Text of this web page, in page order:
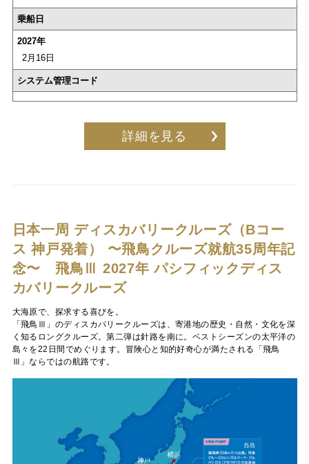
乗船日
2027年
2月16日
システム管理コード
詳細を見る
日本一周 ディスカバリークルーズ（Bコー
ス 神戸発着） 〜飛鳥クルーズ就航35周年記
念〜 飛鳥Ⅲ 2027年 パシフィックディス
カバリークルーズ
大海原で、探求する喜びを。
「飛鳥Ⅲ」のディスカバリークルーズは、寄港地の歴史・自然・文化を深
く知るロングクルーズ。第二弾は針路を南に。ベストシーズンの太平洋の
島々を22日間でめぐります。冒険心と知的好奇心が満たされる「飛鳥
Ⅲ」ならではの航路です。